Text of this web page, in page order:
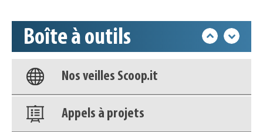
Boîte à outils
Base documentaire
Nos veilles Scoop.it
Appels à projets